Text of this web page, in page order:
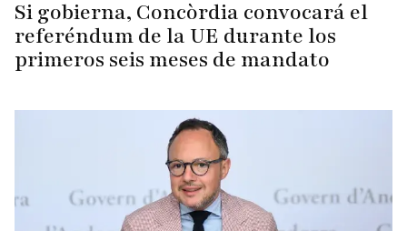
Si gobierna, Concòrdia convocará el
referéndum de la UE durante los
primeros seis meses de mandato